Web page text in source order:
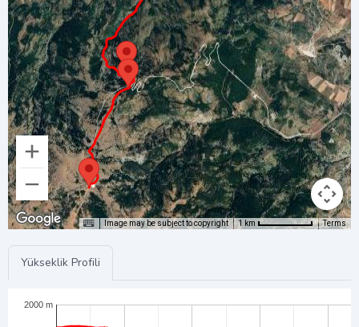
Image may be subject to copyright 1 km Terms
Yükseklik Profili
2000 m